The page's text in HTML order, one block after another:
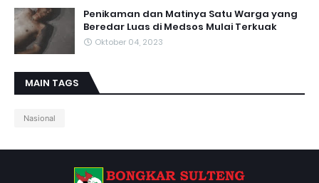
Penikaman dan Matinya Satu Warga yang
Beredar Luas di Medsos Mulai Terkuak
Oktober 04, 2023
MAIN TAGS
Nasional